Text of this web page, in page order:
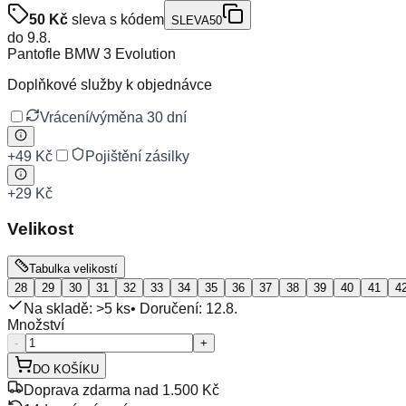
50 Kč sleva s kódem SLEVA50
do 9.8.
Pantofle BMW 3 Evolution
Doplňkové služby k objednávce
Vrácení/výměna 30 dní
+49 Kč Pojištění zásilky
+29 Kč
Velikost
Tabulka velikostí
28
29 30 31 32 33 34 35 36 37 38 39 40 41
Na skladě: >5 ks• Doručení: 12.8.
Množství
-
+
DO KOŠÍKU
Doprava zdarma nad 1.500 Kč